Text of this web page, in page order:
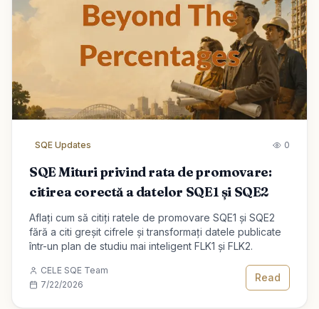
SQE Updates 0
SQE Mituri privind rata de promovare:
citirea corectă a datelor SQE1 și SQE2
Aflați cum să citiți ratele de promovare SQE1 și SQE2
fără a citi greșit cifrele și transformați datele publicate
într-un plan de studiu mai inteligent FLK1 și FLK2.
CELE SQE Team
7/22/2026
Read